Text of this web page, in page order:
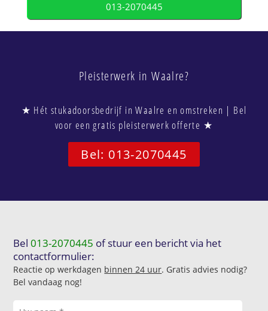
013-2070445
Pleisterwerk in Waalre?
★ Hét stukadoorsbedrijf in Waalre en omstreken | Bel
voor een gratis pleisterwerk offerte ★
Bel: 013-2070445
Bel013-2070445 of stuur een bericht via het
contactformulier:
Reactie op werkdagen binnen 24 uur. Gratis advies nodig?
Bel vandaag nog!